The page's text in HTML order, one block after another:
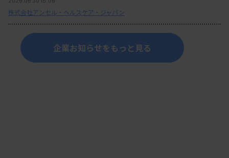
株式会社アンセル・ヘルスケア・ジャパン
企業お知らせをもっと見る